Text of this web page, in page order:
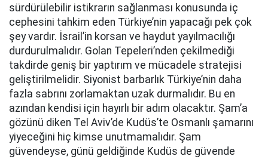
sürdürülebilir istikrarın sağlanması konusunda iç
cephesini tahkim eden Türkiye’nin yapacağı pek çok
şey vardır. İsrail’in korsan ve haydut yayılmacılığı
durdurulmalıdır. Golan Tepeleri’nden çekilmediği
takdirde geniş bir yaptırım ve mücadele stratejisi
geliştirilmelidir. Siyonist barbarlık Türkiye’nin daha
fazla sabrını zorlamaktan uzak durmalıdır. Bu en
azından kendisi için hayırlı bir adım olacaktır. Şam’a
gözünü diken Tel Aviv’de Kudüs’te Osmanlı şamarını
yiyeceğini hiç kimse unutmamalıdır. Şam
güvendeyse, günü geldiğinde Kudüs de güvende